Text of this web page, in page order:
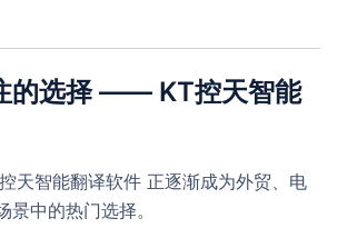
的选择 —— KT控天智能
天智能翻译软件 正逐渐成为外贸、电
中的热门选择。